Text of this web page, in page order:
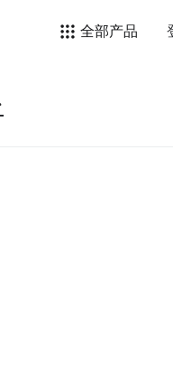
全部产品